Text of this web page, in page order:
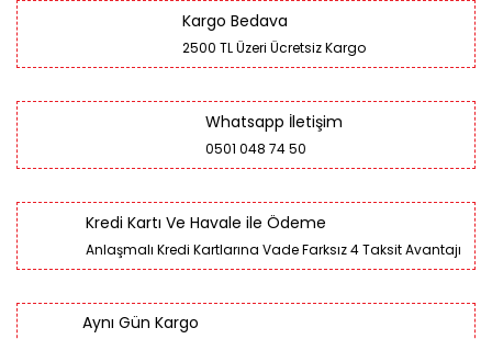
Kargo Bedava
2500 TL Üzeri Ücretsiz Kargo
Whatsapp İletişim
0501 048 74 50
Kredi Kartı Ve Havale ile Ödeme
Anlaşmalı Kredi Kartlarına Vade Farksız 4 Taksit Avantajı
Aynı Gün Kargo